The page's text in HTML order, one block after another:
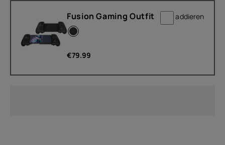
Fusion Gaming Outfit addieren
€79.99